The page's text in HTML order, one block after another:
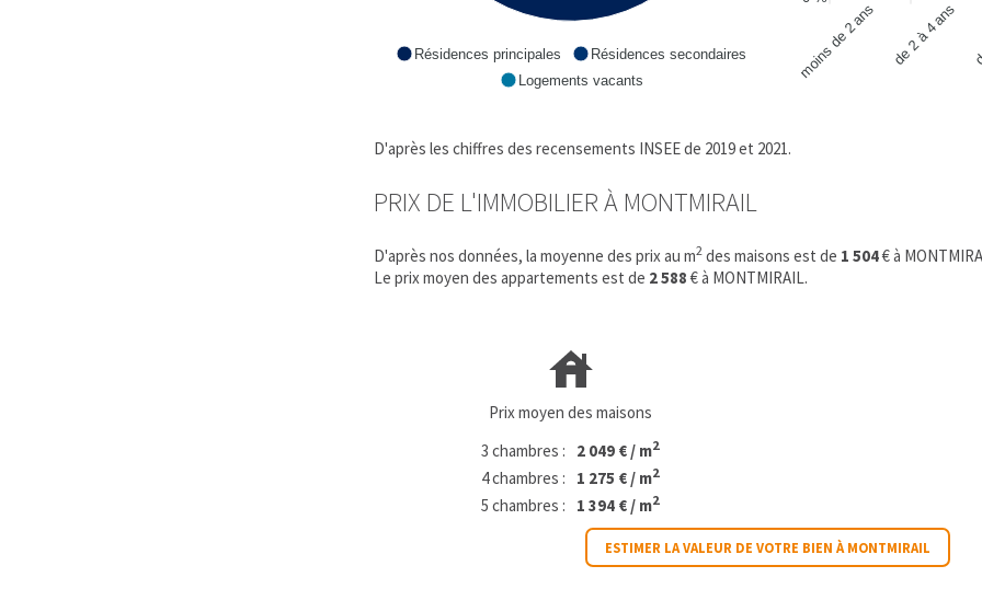
Résidences principales
Résidences secondaires
Logements vacants
moins de 2 ans de 2 à 4 ans
D'après les chiffres des recensements INSEE de 2019 et 2021.
PRIX DE L'IMMOBILIER À MONTMIRAIL
D'après nos données, la moyenne des prix au m2 des maisons est de 1 504€ à
Le prix moyen des appartements est de 2 588€ à MONTMIRAIL.
Prix moyen des maisons
3 chambres :
2 049 € / m2
4 chambres : 1 275 € / m2
5 chambres : 1 394 € / m2
ESTIMER LA VALEUR DE VOTRE BIEN À MONTMIRAIL